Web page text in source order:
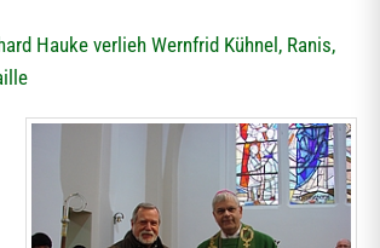
Hauke verlieh Wernfrid Kühnel, Ranis,